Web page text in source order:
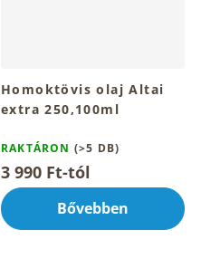
Homoktövis olaj Altai
extra 250,100ml
RAKTÁRON (>5 DB)
3 990 Ft-tól
Bővebben